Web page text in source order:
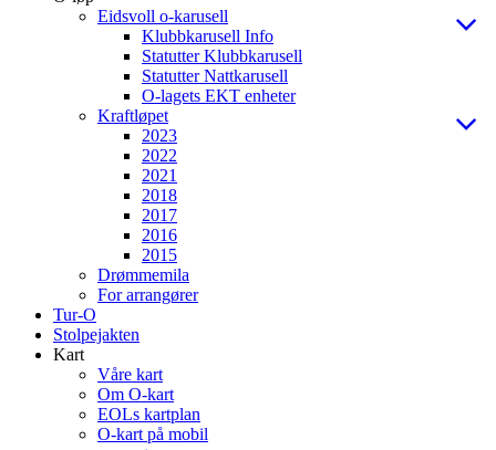
Eidsvoll o-karusell
Klubbkarusell Info
Statutter Klubbkarusell
Statutter Nattkarusell
O-lagets EKT enheter
Kraftløpet
2023
2022
2021
2018
2017
2016
2015
Drømmemila
For arrangører
Tur-O
Stolpejakten
Kart
Våre kart
Om O-kart
EOLs kartplan
O-kart på mobil